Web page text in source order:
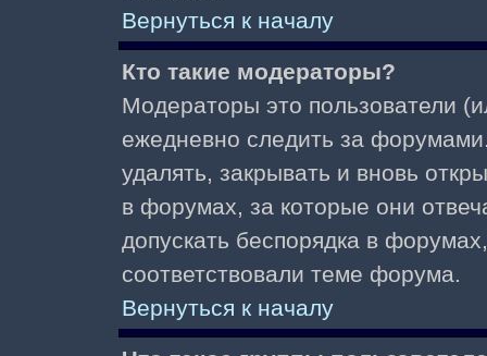
Вернуться к началу
Кто такие модераторы?
Модераторы это пользователи
ежедневно следить за
удалять, закрывать и вновь
в форумах, за которые они
допускать беспорядка в
соответствовали теме форума.
Вернуться к началу